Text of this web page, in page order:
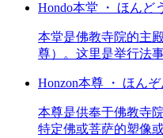
Hondo本堂 ・ ほんど
本堂是佛教寺院的主
尊）。这里是举行法
Honzon本尊 ・ ほんぞ
本尊是供奉于佛教寺
特定佛或菩萨的塑像